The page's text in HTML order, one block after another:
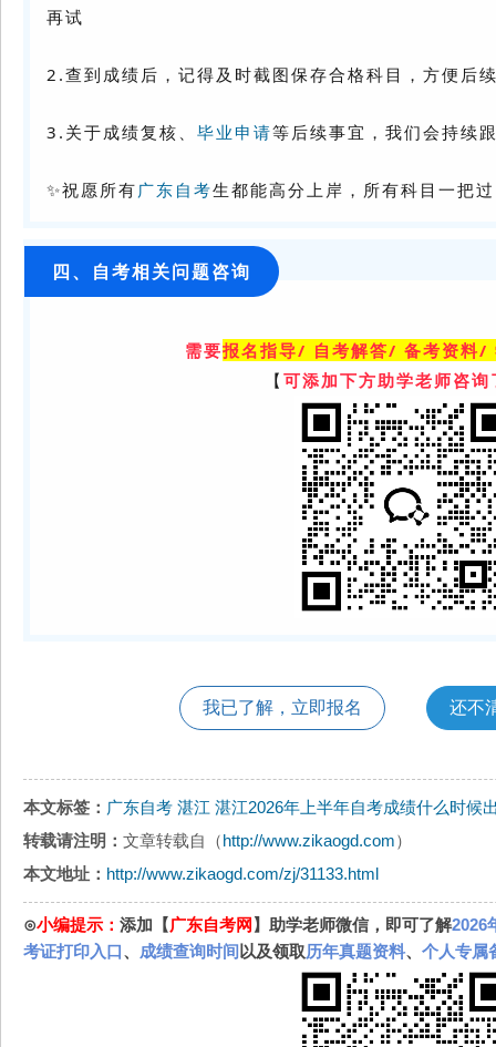
再试
2.查到成绩后，记得及时截图保存合格科目，方便后
3.关于成绩复核、 毕业申请等后续事宜，我们会持续
✨祝愿所有广东自考生都能高分上岸，所有科目一把
四、自考相关问题咨询
需要报名指导/ 自考解答/ 备考资料/
【 可添加下方助学老师咨询
我已了解，立即报名 还不
本文标签： 广东自考 湛江 湛江2026年上半年自考成绩什么时候
转载请注明： 文章转载自（ http://www.zikaogd.com）
本文地址： http://www.zikaogd.com/zj/31133.html
⊙小编提示： 添加【广东自考网 】助学老师微信，即可了解2026
考证打印入口 、 成绩查询时间以及领取历年真题资料、 个人专属